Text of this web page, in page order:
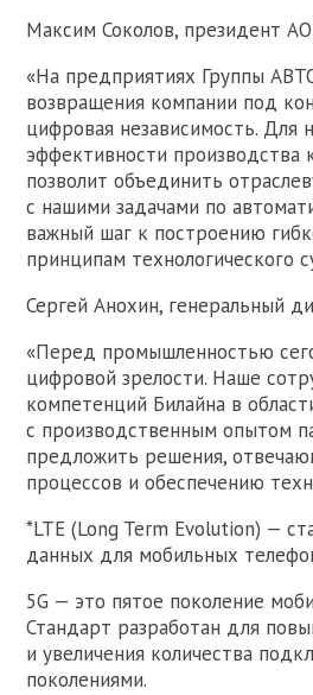
Максим Соколов, президент
«На предприятиях Группы
возвращения компании под
цифровая независимость.
эффективности производства
позволит объединить
с нашими задачами по
важный шаг к построению
принципам технологического
Сергей Анохин, генеральный
«Перед промышленностью
цифровой зрелости. Наше
компетенций Билайна в
с производственным опытом
предложить решения,
процессов и обеспечению
*LTE (Long Term Evolution) —
данных для мобильных
5G — это пятое поколение
Стандарт разработан для
и увеличения количества
поколениями.